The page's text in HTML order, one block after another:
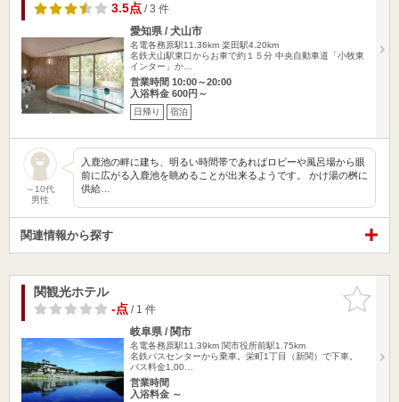
3.5点/ 3 件
愛知県 / 犬山市
名電各務原駅11.36km 楽田駅4.20km
名鉄犬山駅東口からお車で約１５分 中央自動車道「小牧東
インター」か…
営業時間 10:00～20:00
入浴料金 600円～
日帰り 宿泊
～10代
男性
入鹿池の畔に建ち、明るい時間帯であればロビーや風呂場から眼
前に広がる入鹿池を眺めることが出来るようです。 かけ湯の桝に
供給…
関連情報から探す
お気に入
りに追加
関観光ホテル
-点/ 1 件
岐阜県 / 関市
名電各務原駅11.39km 関市役所前駅1.75km
名鉄バスセンターから乗車。栄町1丁目（新関）で下車。
バス料金1,00…
営業時間
入浴料金 ～